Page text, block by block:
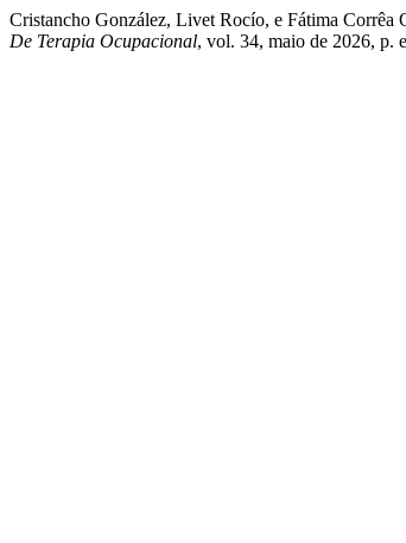
Cristancho González, Livet Rocío, e Fátima Corrêa
De Terapia Ocupacional, vol. 34, maio de 2026, p.